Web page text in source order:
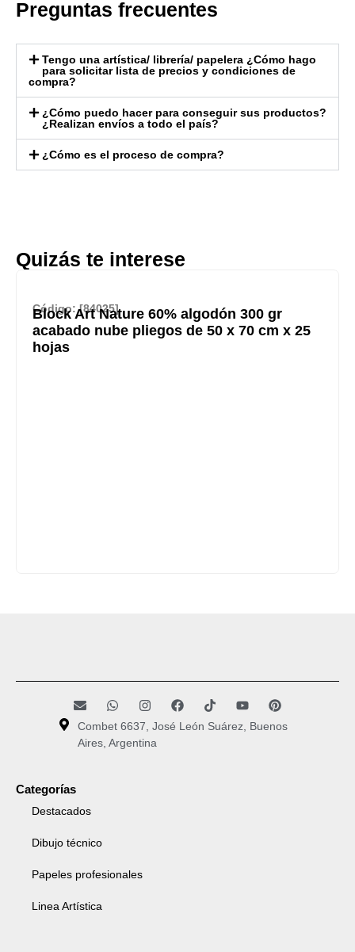
Preguntas frecuentes
Tengo una artística/ librería/ papelera ¿Cómo hago
para solicitar lista de precios y condiciones de
compra?
¿Cómo puedo hacer para conseguir sus productos?
¿Realizan envíos a todo el país?
¿Cómo es el proceso de compra?
Quizás te interese
Código: [84025]
Block Art Nature 60% algodón 300 gr
acabado nube pliegos de 50 x 70 cm x 25
hojas
Combet 6637, José León Suárez, Buenos
Aires, Argentina
Categorías
Destacados
Dibujo técnico
Papeles profesionales
Linea Artística